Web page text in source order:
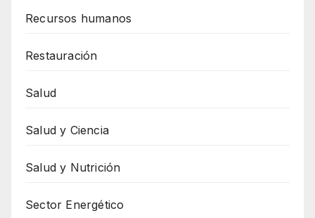
Recursos humanos
Restauración
Salud
Salud y Ciencia
Salud y Nutrición
Sector Energético